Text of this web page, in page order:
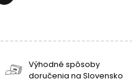
Výhodné spôsoby
doručenia na Slovensko